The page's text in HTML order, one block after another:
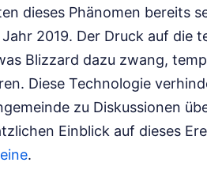
dieses Phänomen bereits
2019. Der Druck auf die
Blizzard dazu zwang,
Diese Technologie
zu Diskussionen
Einblick auf dieses
.